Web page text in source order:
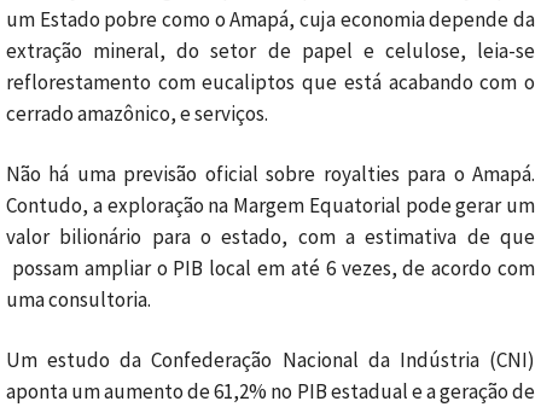
um Estado pobre como o Amapá, cuja economia depende da
extração mineral, do setor de papel e celulose, leia-se
reflorestamento com eucaliptos que está acabando com o
cerrado amazônico, e serviços.
Não há uma previsão oficial sobre royalties para o Amapá.
Contudo, a exploração na Margem Equatorial pode gerar um
valor bilionário para o estado, com a estimativa de que
possam ampliar o PIB local em até 6 vezes, de acordo com
uma consultoria.
Um estudo da Confederação Nacional da Indústria (CNI)
aponta um aumento de 61,2% no PIB estadual e a geração de